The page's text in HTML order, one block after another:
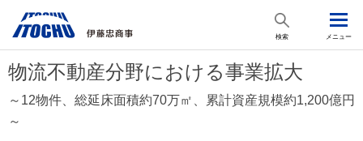
検索 メニュー
物流不動産分野における事業拡大
～12物件、総延床面積約70万㎡、累計資産規模約1,200億円
～